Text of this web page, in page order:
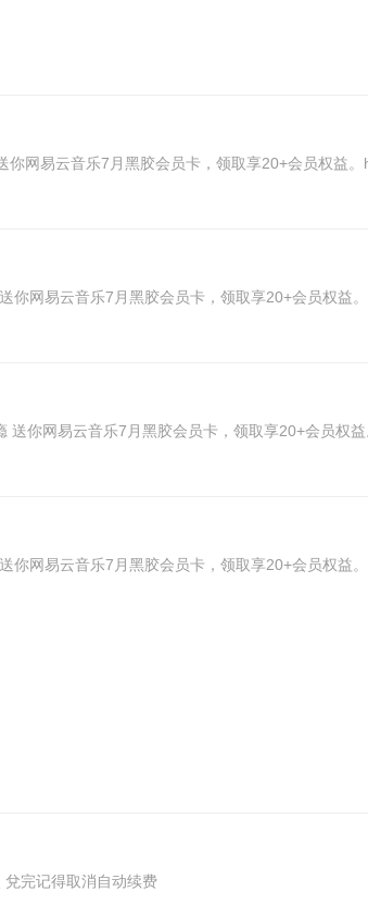
网易云音乐7月黑胶会员卡，领取享20+会员权益
网易云音乐7月黑胶会员卡，领取享20+会员权益
你网易云音乐7月黑胶会员卡，领取享20+会员权
网易云音乐7月黑胶会员卡，领取享20+会员权益
完记得取消自动续费